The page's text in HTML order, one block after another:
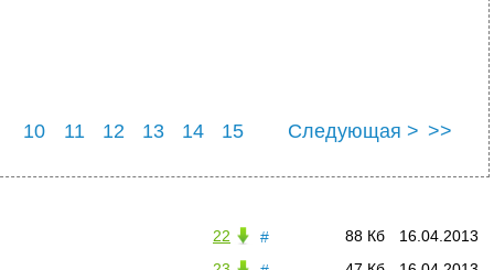
10 11 12 13 14
15
Следующая > >>
# 16.04.2013
88 Кб
22